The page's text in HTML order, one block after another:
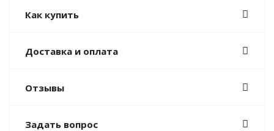
Как купить
Доставка и оплата
Отзывы
Задать вопрос